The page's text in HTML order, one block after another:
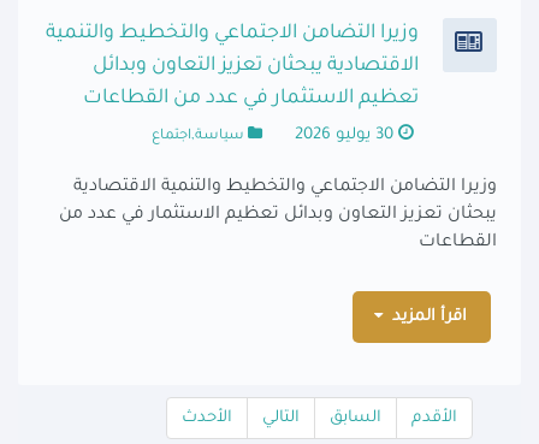
وزيرا التضامن الاجتماعي والتخطيط والتنمية
الاقتصادية يبحثان تعزيز التعاون وبدائل
تعظيم الاستثمار في عدد من القطاعات
30 يوليو 2026 سياسة,اجتماع
وزيرا التضامن الاجتماعي والتخطيط والتنمية الاقتصادية
يبحثان تعزيز التعاون وبدائل تعظيم الاستثمار في عدد من
القطاعات
اقرأ المزيد
الأحدث التالي السابق الأقدم